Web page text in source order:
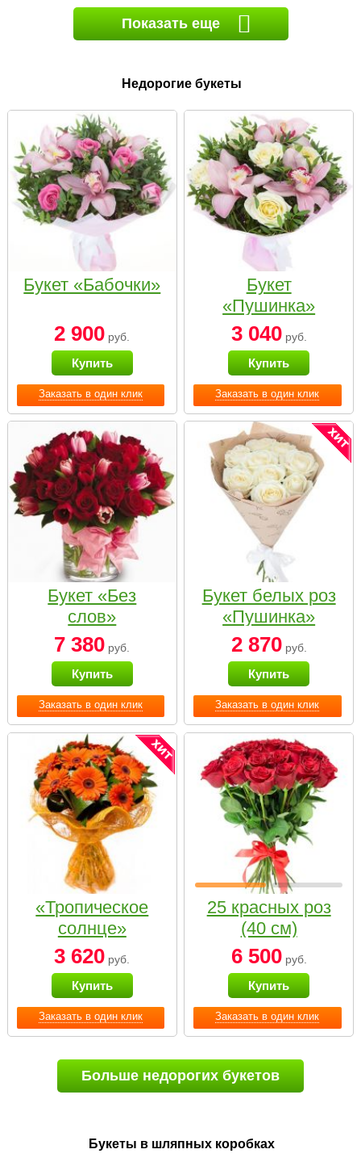
Показать еще
Недорогие букеты
Заказать в один клик
Букет «Бабочки»
2 900 руб.
Купить
Заказать в один клик
Букет
«Пушинка»
3 040руб.
Купить
Заказать в один клик
Букет «Без
слов»
7 380 руб.
Купить
Заказать в один клик
Букет белых роз
«Пушинка»
2 870руб.
Купить
Заказать в один клик
«Тропическое
солнце»
3 620 руб.
Купить
Заказать в один клик
25 красных роз
(40 см)
6 500руб.
Купить
Больше недорогих букетов
Букеты в шляпных коробках